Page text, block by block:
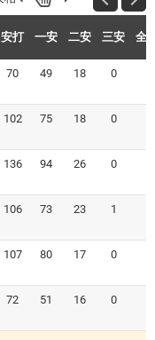
安打 一安 二安 三安 全
70 49 18 0
102 75 18 0
136 94 26 0
106 73 23 1
107 80 17 0
72 51 16 0